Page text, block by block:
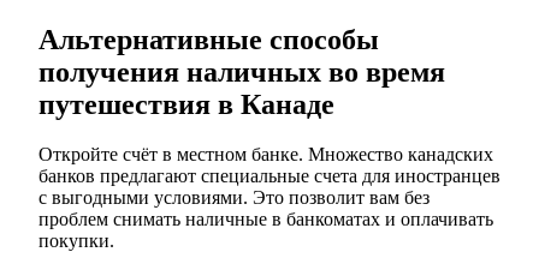
Альтернативные способы
получения наличных во время
путешествия в Канаде
Откройте счёт в местном банке. Множество канадских
банков предлагают специальные счета для иностранцев
с выгодными условиями. Это позволит вам без
проблем снимать наличные в банкоматах и оплачивать
покупки.